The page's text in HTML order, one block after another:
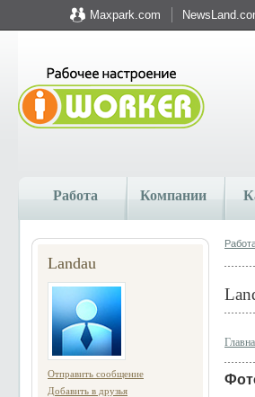
Maxpark.com
Работа Компании
Landau
Отправить сообщение
Добавить в друзья